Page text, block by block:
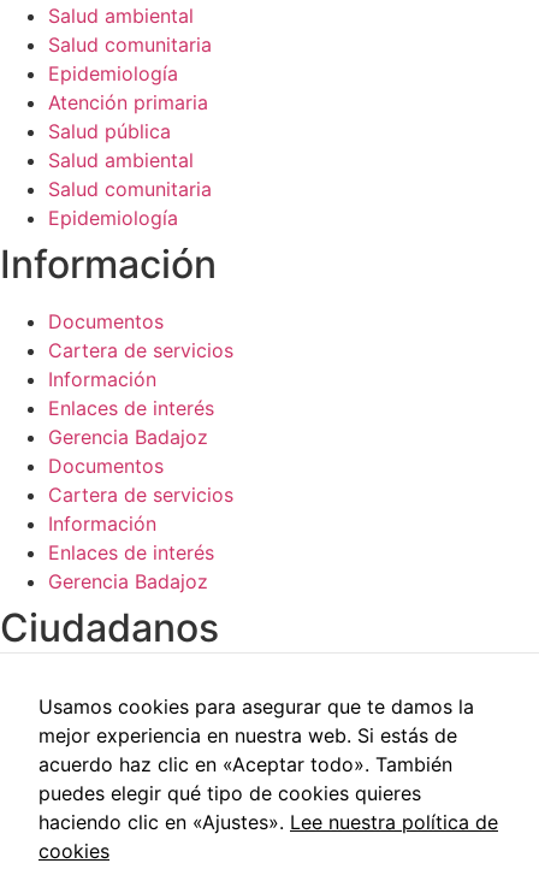
Salud ambiental
Salud comunitaria
Epidemiología
Atención primaria
Salud pública
Salud ambiental
Salud comunitaria
Epidemiología
Información​
Documentos
Cartera de servicios
Información
Enlaces de interés
Gerencia Badajoz
Documentos
Cartera de servicios
Información
Enlaces de interés
Gerencia Badajoz
Ciudadanos​
Centros de salud
Trabajo social
Reclamaciones
Cita previa
Carpeta del paciente
Centros de salud
Usamos cookies para asegurar que te damos la
mejor experiencia en nuestra web. Si estás de
acuerdo haz clic en «Aceptar todo». También
puedes elegir qué tipo de cookies quieres
haciendo clic en «Ajustes». Lee nuestra política de
cookies